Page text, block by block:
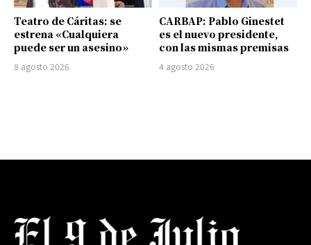
Teatro de Cáritas: se
estrena «Cualquiera
puede ser un asesino»
8 agosto 2026
CARBAP: Pablo Ginestet
es el nuevo presidente,
con las mismas premisas
4 agosto 2026